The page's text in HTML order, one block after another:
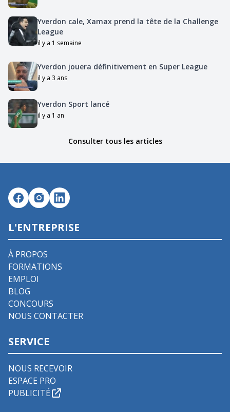
Yverdon cale, Xamax prend la tête de la Challenge
League
il y a 1 semaine
Yverdon jouera définitivement en Super League
il y a 3 ans
Yverdon Sport lancé
il y a 1 an
Consulter tous les articles
L'ENTREPRISE
À PROPOS
FORMATIONS
EMPLOI
BLOG
CONCOURS
NOUS CONTACTER
SERVICE
NOUS RECEVOIR
ESPACE PRO
PUBLICITÉ